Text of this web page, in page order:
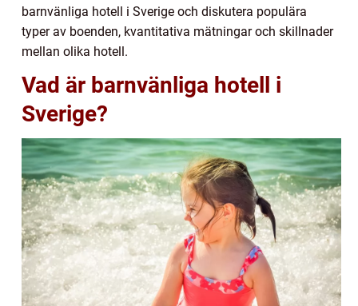
barnvänliga hotell i Sverige och diskutera populära
typer av boenden, kvantitativa mätningar och skillnader
mellan olika hotell.
Vad är barnvänliga hotell i
Sverige?